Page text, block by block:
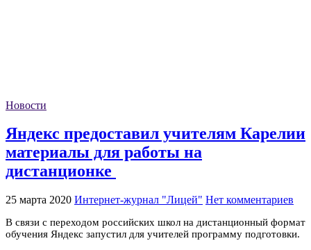
Новости
Яндекс предоставил учителям Карелии
материалы для работы на
дистанционке
25 марта 2020 Интернет-журнал "Лицей" Нет комментариев
В связи с переходом российских школ на дистанционный формат
обучения Яндекс запустил для учителей программу подготовки.